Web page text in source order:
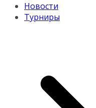
Новости
Турниры